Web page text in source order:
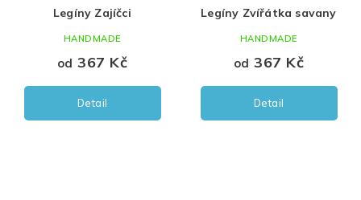
Legíny Zajíčci
od 367 Kč
Detail
HANDMADE
Legíny Zvířátka savany
od 367 Kč
Detail
HANDMADE